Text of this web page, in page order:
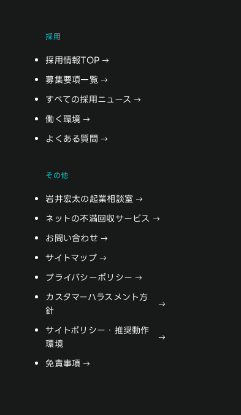
採用
採用情報TOP
募集要項一覧
すべての採用ニュース
働く環境
よくある質問
その他
岩井宏太の起業相談室
ネットの不満回収サービス
お問い合わせ
サイトマップ
プライバシーポリシー
カスタマーハラスメント方
針
サイトポリシー・推奨動作
環境
免責事項